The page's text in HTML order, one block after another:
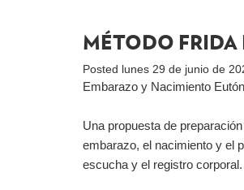
MÉTODO FRIDA
Posted lunes 29 de junio de
Embarazo y Nacimiento
Una propuesta de
embarazo, el nacimiento y el
escucha y el registro corporal.